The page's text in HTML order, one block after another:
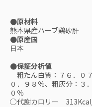
●原材料
熊本県産ハーブ鶏砂肝
●原産国
日本
●保証分析値
粗たん白質：７６．０
０．９８％、粗灰分：３
０％
○代謝カロリー